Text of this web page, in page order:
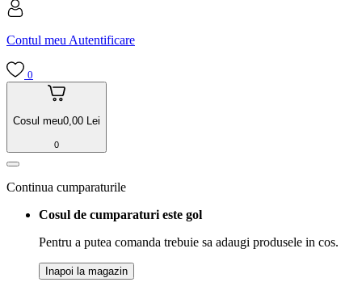
Contul meu Autentificare
0
Cosul meu0,00 Lei
0
Continua cumparaturile
Cosul de cumparaturi este gol
Pentru a putea comanda trebuie sa adaugi produsele in cos.
Inapoi la magazin